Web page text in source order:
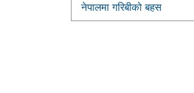
नेपालमा गरिबीको बहस